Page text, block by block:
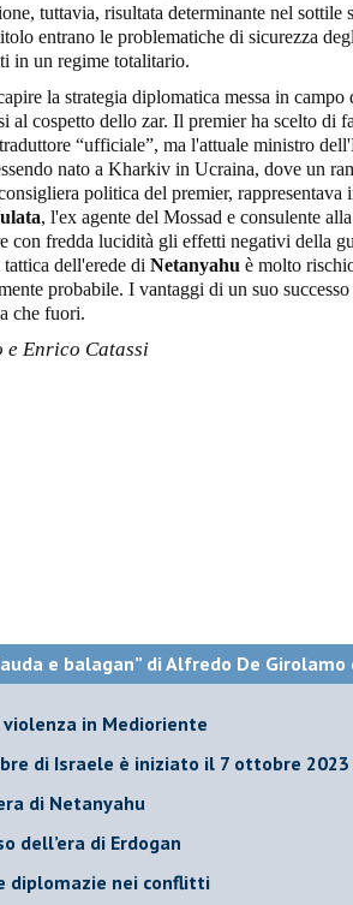
tuttavia, risultata determinante nel
entrano le problematiche di sicurezza
in un regime totalitario.
la strategia diplomatica messa in campo
al cospetto dello zar. Il premier ha scelto di
“ufficiale”, ma l'attuale ministro
nato a Kharkiv in Ucraina, dove un
politica del premier, rappresentava
, l'ex agente del Mossad e consulente
con fredda lucidità gli effetti negativi della
tattica dell'erede di Netanyahu è molto
probabile. I vantaggi di un suo
che fuori.
e Enrico Catassi
e balagan” di Alfredo De Girolamo
in Medioriente
di Israele è iniziato il 7 ottobre 2023
di Netanyahu
dell’era di Erdogan
diplomazie nei conflitti